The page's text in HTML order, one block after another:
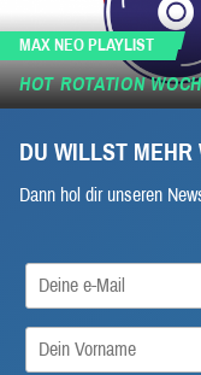
MAX NEO PLAYLIST
HOT ROTATION
DU WILLST MEHR
Dann hol dir unseren